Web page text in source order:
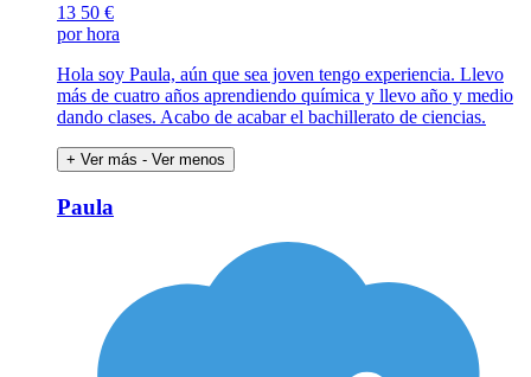
13 50 €
por hora
Hola soy Paula, aún que sea joven tengo experiencia. Llevo
más de cuatro años aprendiendo química y llevo año y medio
dando clases. Acabo de acabar el bachillerato de ciencias.
+ Ver más - Ver menos
Paula